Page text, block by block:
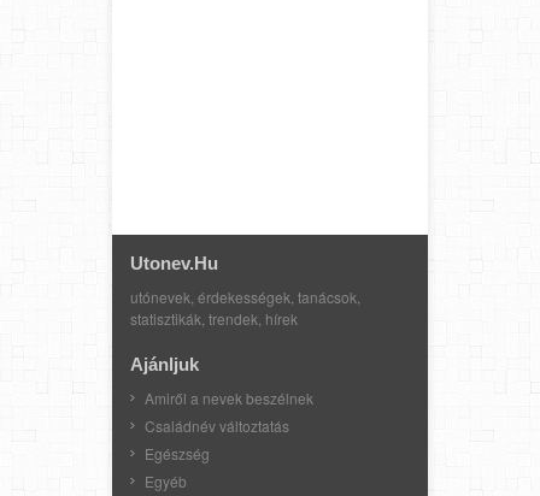
Utonev.hu
utónevek, érdekességek, tanácsok,
statisztikák, trendek, hírek
Ajánljuk
Amiről a nevek beszélnek
Családnév változtatás
Egészség
Egyéb